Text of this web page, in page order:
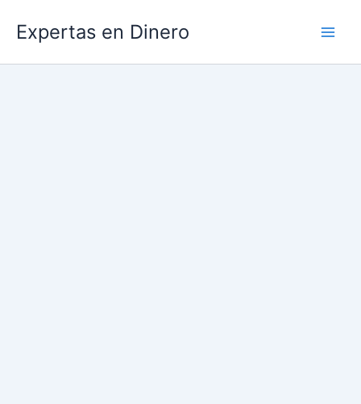
contenido
Expertas en Dinero